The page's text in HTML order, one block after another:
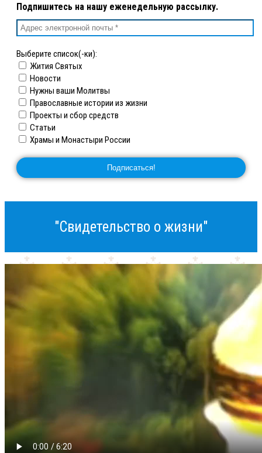
Подпишитесь на нашу еженедельную рассылку.
Выберите список(-ки):
Жития Святых
Новости
Нужны ваши Молитвы
Православные истории из жизни
Проекты и сбор средств
Статьи
Храмы и Монастыри России
"Свидетельство о жизни"